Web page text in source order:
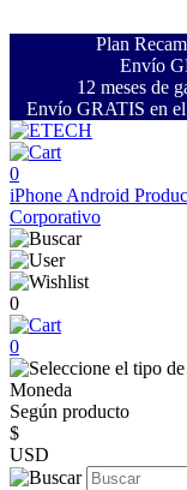
Plan
Envío
12 meses de
Envío GRATIS en
0
iPhone Android
Corporativo
0
0
Moneda
Según producto
$
USD